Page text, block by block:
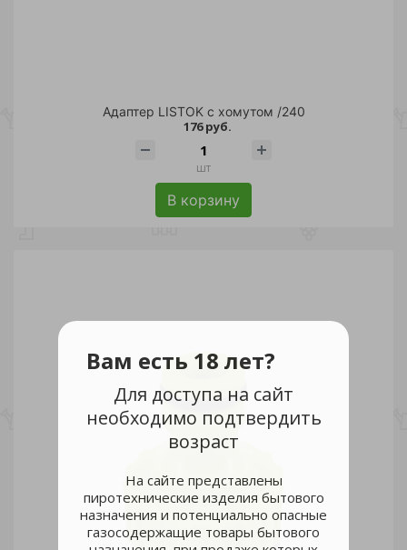
Вам есть 18 лет?
Для доступа на сайт
необходимо подтвердить
возраст
На сайте представлены
пиротехнические изделия бытового
назначения и потенциально опасные
газосодержащие товары бытового
Адаптер LISTOK с хомутом /240
176 руб.
шт
В корзину